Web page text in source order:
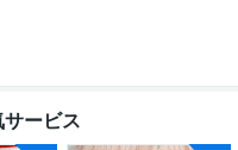
ービス